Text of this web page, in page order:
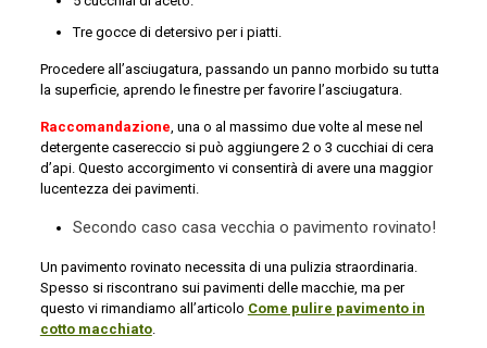
Tre gocce di detersivo per i piatti.
Procedere all’asciugatura, passando un panno morbido su tutta
la superficie, aprendo le finestre per favorire l’asciugatura.
Raccomandazione , una o al massimo due volte al mese nel
detergente casereccio si può aggiungere 2 o 3 cucchiai di cera
d’api. Questo accorgimento vi consentirà di avere una maggior
lucentezza dei pavimenti.
Secondo caso casa vecchia o pavimento rovinato!
Un pavimento rovinato necessita di una pulizia straordinaria.
Spesso si riscontrano sui pavimenti delle macchie, ma per
questo vi rimandiamo all’articolo Come pulire pavimento in
cotto macchiato.